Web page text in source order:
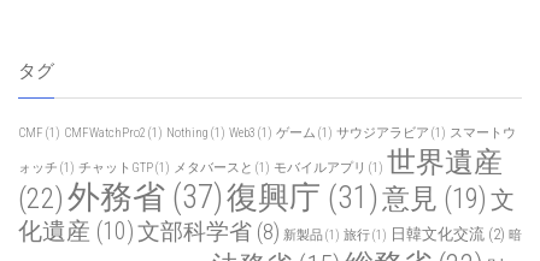
タグ
CMF (1) CMFWatchPro2 (1) Nothing (1) Web3 (1) ゲーム (1) サウジアラビア (1) スマートウ
ォッチ (1) チャットGTP(1) メタバースと (1) モバイルアプリ (1) 世界遺産
(22)外務省 (37)復興庁 (31)意見 (19) 文
化遺産 (10)文部科学省 (8) 新製品(1) 旅行(1) 日韓文化交流 (2) 暗